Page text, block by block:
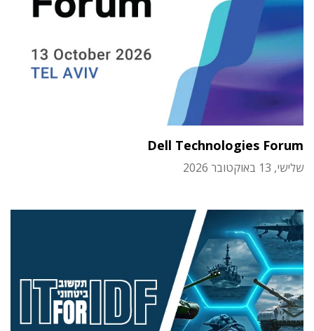
Dell Technologies Forum
שלישי, 13 באוקטובר 2026